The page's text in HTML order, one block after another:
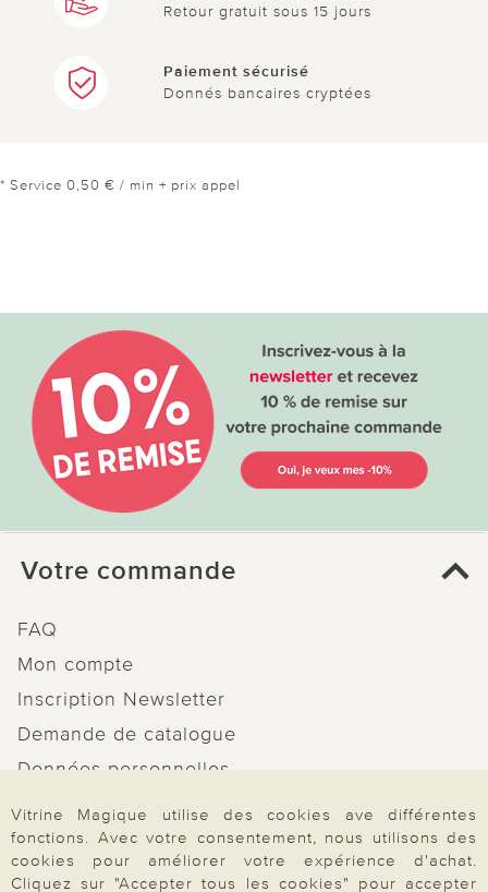
Retour gratuit sous 15 jours
Paiement sécurisé
Donnés bancaires cryptées
* Service 0,50 € / min + prix appel
Votre commande
FAQ
Mon compte
Inscription Newsletter
Demande de catalogue
Données personnelles
Droit de rétractation
Rétractation
Vitrine Magique utilise des cookies ave différentes
fonctions. Avec votre consentement, nous utilisons des
cookies pour améliorer votre expérience d'achat.
Cliquez sur "Accepter tous les cookies" pour accepter